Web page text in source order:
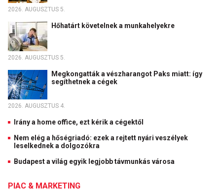
2026. AUGUSZTUS 5.
Hőhatárt követelnek a munkahelyekre
2026. AUGUSZTUS 5.
Megkongatták a vészharangot Paks miatt: így
segíthetnek a cégek
2026. AUGUSZTUS 4.
Irány a home office, ezt kérik a cégektől
Nem elég a hőségriadó: ezek a rejtett nyári veszélyek
leselkednek a dolgozókra
Budapest a világ egyik legjobb távmunkás városa
PIAC & MARKETING